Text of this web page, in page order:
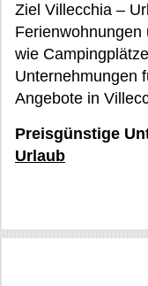
Ziel Villecchia –
wie
Unternehmungen
Angebote in
Preisgünstige
Urlaub